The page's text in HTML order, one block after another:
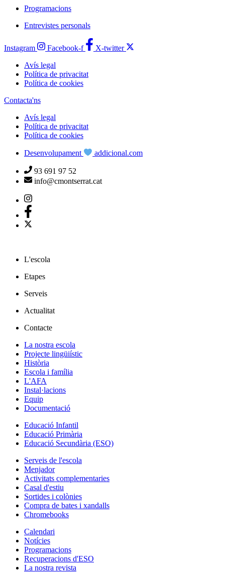
Programacions
Entrevistes personals
Instagram Facebook-f
X-twitter
Avís legal
Política de privacitat
Política de cookies
Contacta'ns
Avís legal
Política de privacitat
Política de cookies
Desenvolupament addicional.com
93 691 97 52
info@cmontserrat.cat
L'escola
Etapes
Serveis
Actualitat
Contacte
La nostra escola
Projecte lingüiístic
Història
Escola i família
L'AFA
Instal·lacions
Equip
Documentació
Educació Infantil
Educació Primària
Educació Secundària (ESO)
Serveis de l'escola
Menjador
Activitats complementaries
Casal d'estiu
Sortides i colònies
Compra de bates i xandalls
Chromebooks
Calendari
Notícies
Programacions
Recuperacions d'ESO
La nostra revista